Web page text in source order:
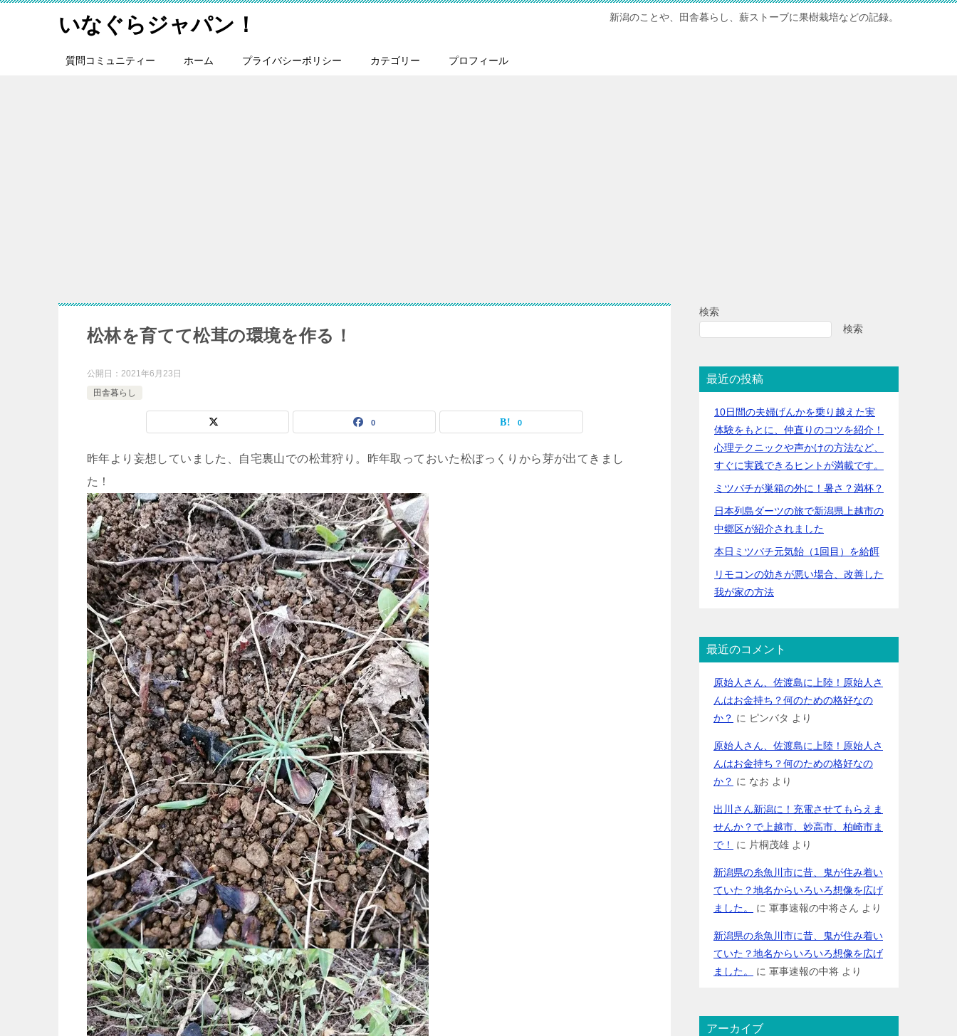
いなぐらジャパン！ 新潟のことや、田舎暮らし、薪ストーブに果樹栽培などの記録。
質問コミュニティー ホーム プライバシーポリシー カテゴリー プロフィール
松林を育てて松茸の環境を作る！
公開日： 2021年6月23日
田舎暮らし
0 0
昨年より妄想していました、自宅裏山での松茸狩り。昨年取っておいた松ぼっくりから芽が出てきまし
た！
検索
検索
最近の投稿
10日間の夫婦げんかを乗り越えた実
体験をもとに、仲直りのコツを紹介！
心理テクニックや声かけの方法など、
すぐに実践できるヒントが満載です。
ミツバチが巣箱の外に！暑さ？満杯？
日本列島ダーツの旅で新潟県上越市の
中郷区が紹介されました
本日ミツバチ元気飴（1回目）を給餌
リモコンの効きが悪い場合、改善した
我が家の方法
最近のコメント
原始人さん、佐渡島に上陸！原始人さ
んはお金持ち？何のための格好なの
か？ に ピンバタ より
原始人さん、佐渡島に上陸！原始人さ
んはお金持ち？何のための格好なの
か？ に なお より
出川さん新潟に！充電させてもらえま
せんか？で上越市、妙高市、柏崎市ま
で！
に 片桐茂雄 より
新潟県の糸魚川市に昔、鬼が住み着い
ていた？地名からいろいろ想像を広げ
ました。
に 軍事速報の中将さん より
新潟県の糸魚川市に昔、鬼が住み着い
ていた？地名からいろいろ想像を広げ
ました。
に 軍事速報の中将 より
アーカイブ